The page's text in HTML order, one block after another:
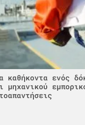
καθήκοντα ενός
μηχανικού